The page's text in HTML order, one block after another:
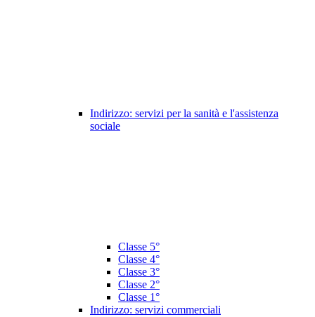
Indirizzo: servizi per la sanità e l'assistenza
sociale
Classe 5°
Classe 4°
Classe 3°
Classe 2°
Classe 1°
Indirizzo: servizi commerciali